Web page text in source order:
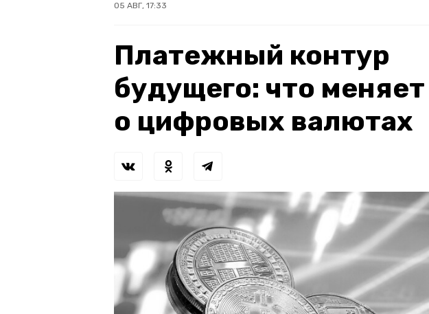
05 АВГ, 17:33
Платежный контур
будущего: что меняет
о цифровых валютах